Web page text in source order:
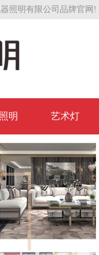
照明有限公司品牌官网!
明 艺术灯